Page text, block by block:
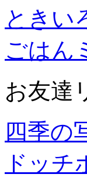
ときい
ごはん
お友達
四季の
ドッ